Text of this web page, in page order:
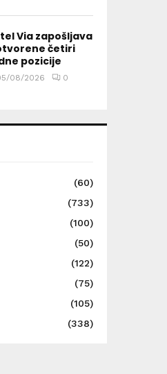
Via zapošljava
četiri
pozicije
08/2026 0
(60)
(733)
(100)
(50)
(122)
(75)
(105)
(338)